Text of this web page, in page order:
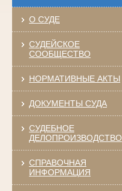
О СУДЕ
СУДЕЙСКОЕ
СООБЩЕСТВО
НОРМАТИВНЫЕ АКТЫ
ДОКУМЕНТЫ СУДА
СУДЕБНОЕ
ДЕЛОПРОИЗВОДСТВО
СПРАВОЧНАЯ
ИНФОРМАЦИЯ